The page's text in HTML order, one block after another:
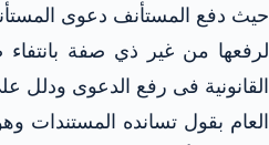
حيث دفع المستأنف دعوى
لرفعها من غير ذي صفة بانتفاء
القانونية فى رفع الدعوى ودلل
العام بقول تسانده المستندات